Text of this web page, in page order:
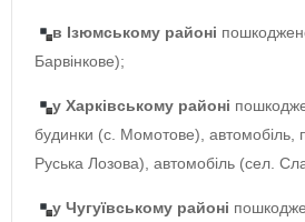
в Ізюмському районі
Барвінкове);
у Харківському районі
будинки (с. Момотове), автомобіль,
Руська Лозова), автомобіль (сел.
у Чугуївському районі